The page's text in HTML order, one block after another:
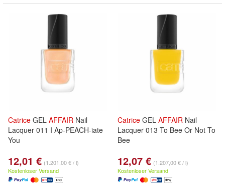
Catrice GEL AFFAIR Nail
Lacquer 011 I Ap-PEACH-iate
You
12,01 € (1.201,00 € / l)
Kostenloser Versand
Catrice GEL AFFAIR Nail
Lacquer 013 To Bee Or Not To
Bee
12,07 € (1.207,00 € / l)
Kostenloser Versand